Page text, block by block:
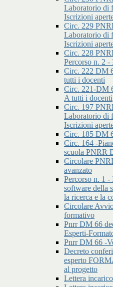
Laboratorio di
Iscrizioni
Circ. 229
Laboratorio di
Iscrizioni
Circ. 228
Percorso n. 2 -
Circ. 222 DM
tutti i docenti
Circ. 221-DM
A tutti i docenti
Circ. 197
Laboratorio di
Iscrizioni
Circ. 185 DM
Circ. 164 -
scuola PNRR
Circolare
avanzato
Percorso n. 1 -
software della
la ricerca e la
Circolare
formativo
Pnrr DM 66
Esperti-
Pnrr DM 66 -
Decreto
esperto
al progetto
Lettera